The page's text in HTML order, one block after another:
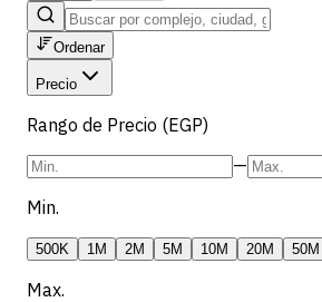
Ordenar
Precio
Rango de Precio (EGP)
—
Min.
500K 1M 2M 5M 10M 20M 50M
Max.